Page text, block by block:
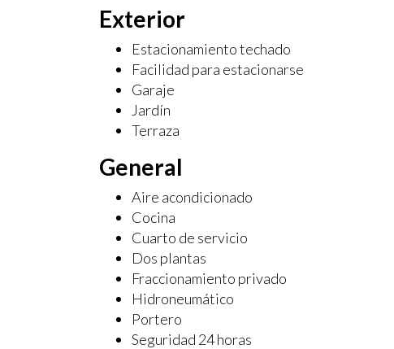
Exterior
Estacionamiento techado
Facilidad para estacionarse
Garaje
Jardín
Terraza
General
Aire acondicionado
Cocina
Cuarto de servicio
Dos plantas
Fraccionamiento privado
Hidroneumático
Portero
Seguridad 24 horas